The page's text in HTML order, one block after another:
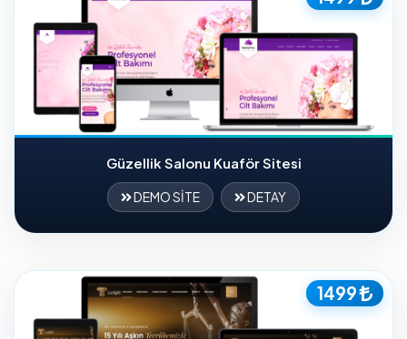
Güzellik Salonu Kuaför Sitesi
DEMO SİTE DETAY
1499